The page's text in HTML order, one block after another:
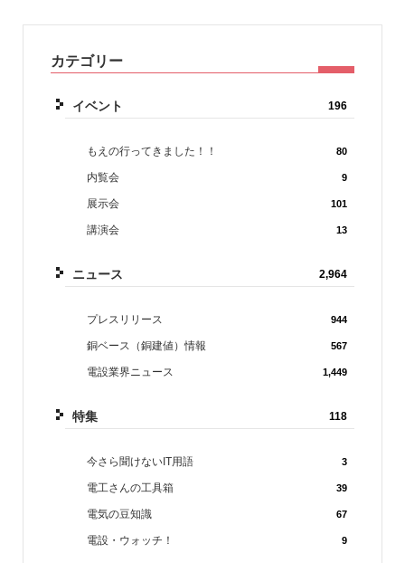
カテゴリー
イベント 196
もえの行ってきました！！ 80
内覧会 9
展示会 101
講演会 13
ニュース 2,964
プレスリリース 944
銅ベース（銅建値）情報 567
電設業界ニュース 1,449
特集 118
今さら聞けないIT用語 3
電工さんの工具箱 39
電気の豆知識 67
電設・ウォッチ！ 9